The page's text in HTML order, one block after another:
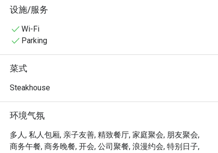
一个重要或写意的时刻。吸引他们的，不仅是来自全球、
品质卓越的清真认证进口牛肉，更是那荣获多项殊荣的非
凡用餐体验。这不仅仅是一顿晚餐，更是所有牛排爱好者
的朝圣之地。
无论是想快速享用晚餐，还是惬意地度过一整个夜晚，这
里的独特魅力都将让您流连忘返：
品尝由获奖烹饪团队巧手料理的世界级清真认证牛肉，炙
在充满现代优雅的氛围中用餐，温暖的灯光与舒适的绒面
座椅，营造出私密而迷人的空间。
体验贴心周到、无微不至的服务，让您感觉备受呵护，每
个瞬间都倍感特别。
设施/服务
Wi-Fi
Parking
菜式
Steakhouse
环境气氛
多人, 私人包厢, 亲子友善, 精致餐厅, 家庭聚会, 朋友聚会,
商务午餐, 商务晚餐, 开会, 公司聚餐, 浪漫约会, 特别日子,